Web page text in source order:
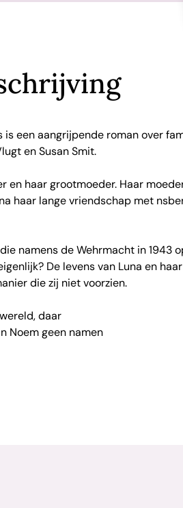
een aangrijpende roman over
en Susan Smit.
en haar grootmoeder. Haar
haar lange vriendschap met
namens de Wehrmacht in 1943
De levens van Luna en
die zij niet voorzien.
daar
Noem geen namen